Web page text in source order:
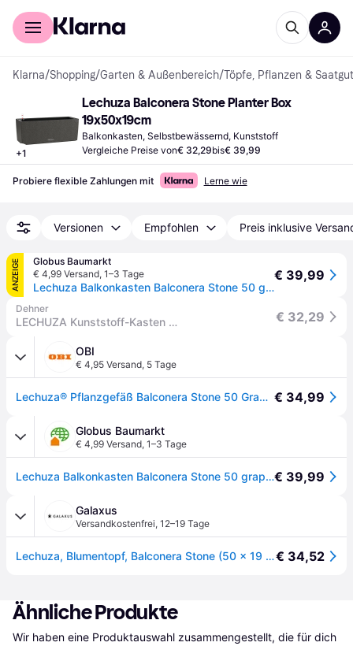
Für Shopper
Klarna/Shopping/Garten & Außenbereich/Töpfe, Pflanzen & Saatgut
+1
Lechuza Balconera Stone Planter Box
19x50x19cm
Balkonkasten, Selbstbewässernd, Kunststoff
Vergleiche Preise von€ 32,29bis€ 39,99
Probiere flexible Zahlungen mit Lerne wie
Versionen Empfohlen Preis inklusive
ANZEIGE
Globus Baumarkt
€ 4,99 Versand, 1–3 Tage
Lechuza Balkonkasten Balconera Stone 50 graphitschwarz - Schwarz
€ 39,99
Dehner
LECHUZA Kunststoff-Kasten Balconera Stone, rechteckig, Dunkelgrau - Kunststoff € 32,29
OBI
€ 4,95 Versand, 5 Tage
Lechuza® Pflanzgefäß Balconera Stone 50 Graphitschwarz 50 cm x 19 cm € 34,99
Globus Baumarkt
€ 4,99 Versand, 1–3 Tage
Lechuza Balkonkasten Balconera Stone 50 graphitschwarz - Schwarz€ 39,99
Galaxus
Versandkostenfrei, 12–19 Tage
Lechuza, Blumentopf, Balconera Stone (50 x 19 x 19cm)€ 34,52
Ähnliche Produkte
Wir haben eine Produktauswahl zusammengestellt, die für dich